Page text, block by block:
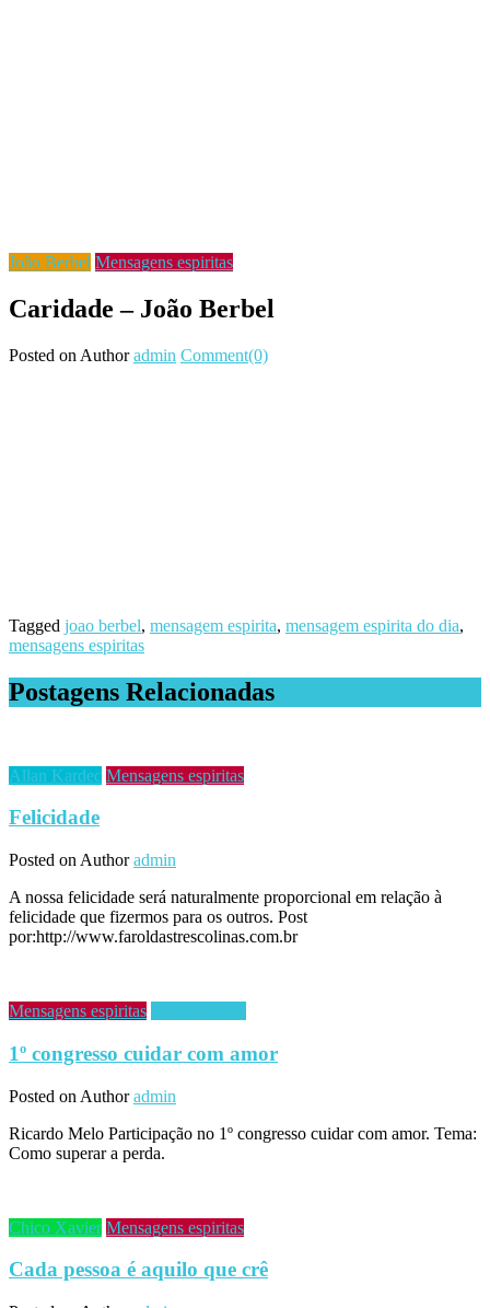
João Berbel Mensagens espiritas
Caridade – João Berbel
Posted on Author admin Comment(0)
Tagged joao berbel, mensagem espirita, mensagem espirita do dia,
mensagens espiritas
Postagens Relacionadas
Allan Kardec Mensagens espiritas
Felicidade
Posted on Author admin
A nossa felicidade será naturalmente proporcional em relação à
felicidade que fizermos para os outros. Post
por:http://www.faroldastrescolinas.com.br
Mensagens espiritas
1º congresso cuidar com amor
Posted on Author admin
Ricardo Melo Participação no 1º congresso cuidar com amor. Tema:
Como superar a perda.
Chico Xavier Mensagens espiritas
Cada pessoa é aquilo que crê